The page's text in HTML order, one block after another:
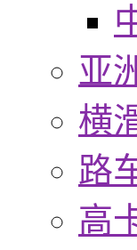
亚
横
路
高